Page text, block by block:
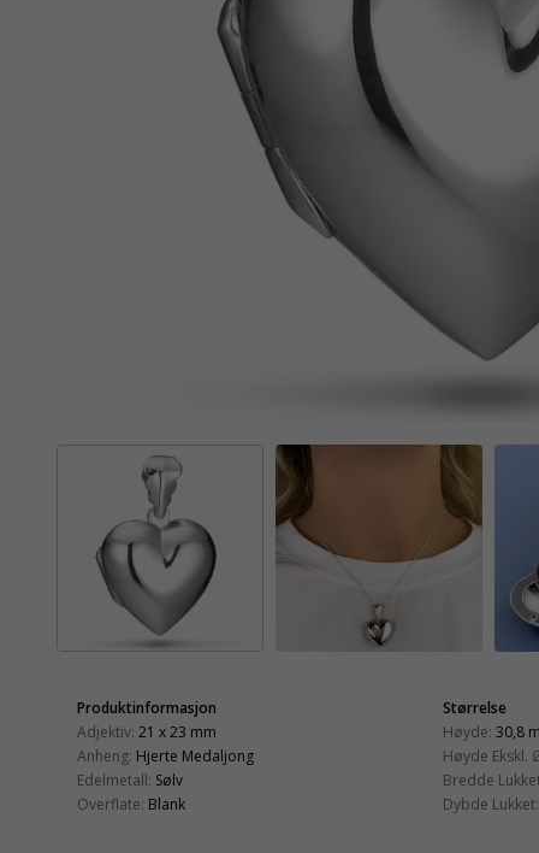
Produktinformasjon
Adjektiv: 21 x 23 mm
Anheng: Hjerte Medaljong
Edelmetall: Sølv
Overflate: Blank
Størrelse
Høyde: 30,8
Høyde Ekskl.
Bredde
Dybde Lukket: